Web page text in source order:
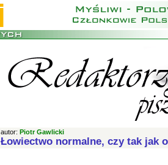
autor: Piotr Gawlicki
Łowiectwo normalne, czy tak jak